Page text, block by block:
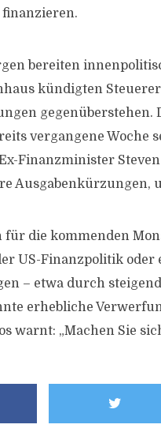
bereiten
kündigten
gegenüberstehen.
vergangene Woche
Finanzminister
Ausgabenkürzungen,
für die kommenden
US-Finanzpolitik oder
– etwa durch
erhebliche
warnt: „Machen Sie